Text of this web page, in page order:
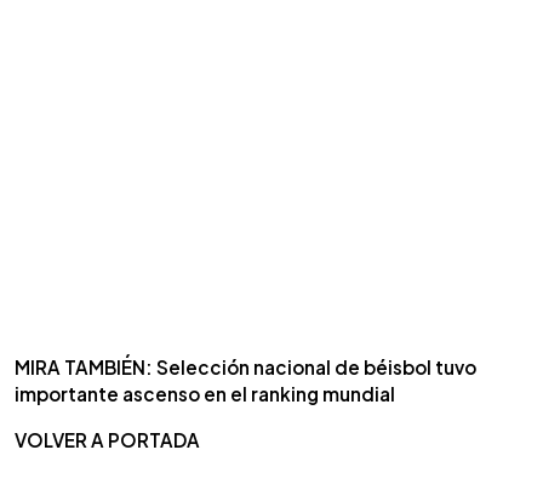
MIRA TAMBIÉN: Selección nacional de béisbol tuvo
importante ascenso en el ranking mundial
VOLVER A PORTADA